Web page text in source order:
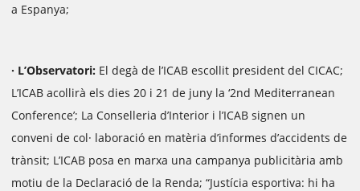
a Espanya;
· L’Observatori: El degà de l’ICAB escollit president del CICAC;
L’ICAB acollirà els dies 20 i 21 de juny la ‘2nd Mediterranean
Conference’; La Conselleria d’Interior i l’ICAB signen un
conveni de col· laboració en matèria d’informes d’accidents de
trànsit; L’ICAB posa en marxa una campanya publicitària amb
motiu de la Declaració de la Renda; “Justícia esportiva: hi ha